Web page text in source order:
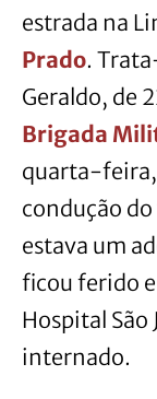
estrada na
Prado.
Geraldo, de
Brigada
quarta-feira,
condução
estava um
ficou ferido
Hospital São
internado.